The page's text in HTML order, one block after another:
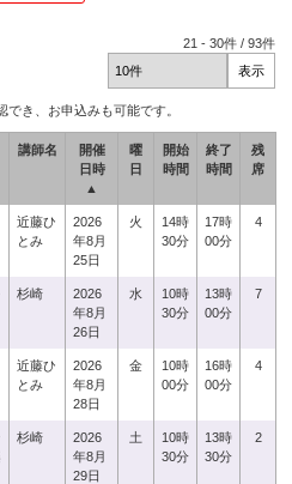
21 -30件 /93件
き、お申込みも可能です。
講師名
開催
日時
▲
曜
日
開始
時間
終了
時間
残
席
近藤ひ
とみ
2026
年8月
25日
火
14時
30分
17時
00分
4
杉崎
2026
年8月
26日
水
10時
30分
13時
00分
7
近藤ひ
とみ
2026
年8月
28日
金
10時
00分
16時
00分
4
杉崎
2026
年8月
29日
土
10時
30分
13時
30分
2